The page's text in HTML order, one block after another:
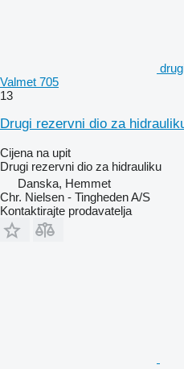
Valmet 705
13
Drugi rezervni dio za
Cijena na upit
Drugi rezervni dio za hidrauliku
Danska, Hemmet
Chr. Nielsen - Tingheden A/S
Kontaktirajte prodavatelja